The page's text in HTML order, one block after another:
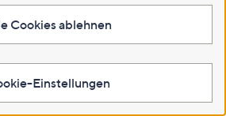
Cookies ablehnen
Einstellungen